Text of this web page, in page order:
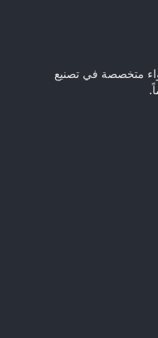
متخصصة في تصنيع